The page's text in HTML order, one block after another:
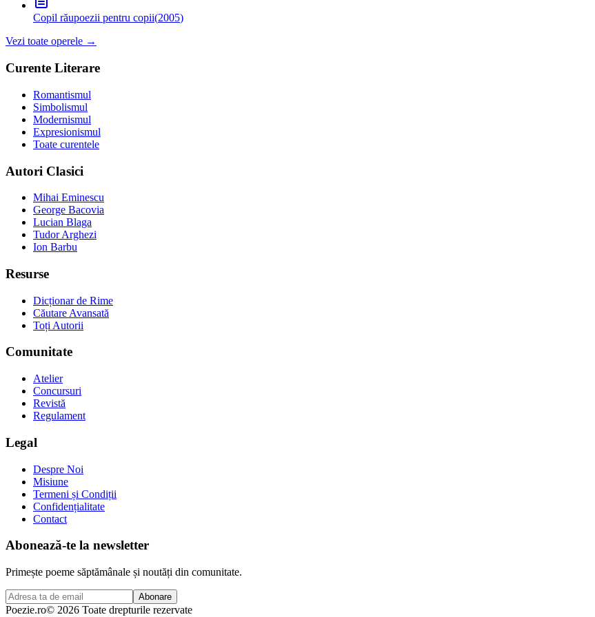
Copil răupoezii pentru copii(2005)
Vezi toate operele →
Curente Literare
Romantismul
Simbolismul
Modernismul
Expresionismul
Toate curentele
Autori Clasici
Mihai Eminescu
George Bacovia
Lucian Blaga
Tudor Arghezi
Ion Barbu
Resurse
Dicționar de Rime
Căutare Avansată
Toți Autorii
Comunitate
Atelier
Concursuri
Revistă
Regulament
Legal
Despre Noi
Misiune
Termeni și Condiții
Confidențialitate
Contact
Abonează-te la newsletter
Primește poeme săptămânale și noutăți din comunitate.
Abonare
Poezie.ro© 2026 Toate drepturile rezervate